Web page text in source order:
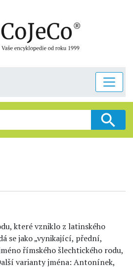
které vzniklo z latinského
se jako „vynikající, přední,
římského šlechtického rodu,
varianty jména: Antonínek,